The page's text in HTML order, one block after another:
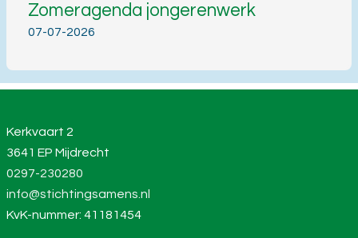
Zomeragenda jongerenwerk
07-07-2026
Kerkvaart 2
3641 EP Mijdrecht
0297-230280
info@stichtingsamens.nl
KvK-nummer: 41181454